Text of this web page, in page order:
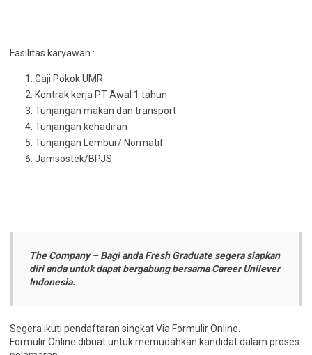
Fasilitas karyawan :
Gaji Pokok UMR
Kontrak kerja PT Awal 1 tahun
Tunjangan makan dan transport
Tunjangan kehadiran
Tunjangan Lembur/ Normatif
Jamsostek/BPJS
The Company – Bagi anda Fresh Graduate segera siapkan
diri anda untuk dapat bergabung bersama Career Unilever
Indonesia.
Segera ikuti pendaftaran singkat Via Formulir Online.
Formulir Online dibuat untuk memudahkan kandidat dalam proses